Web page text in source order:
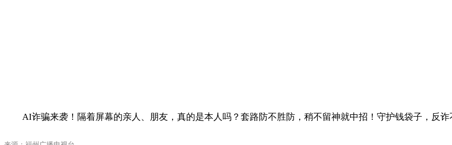
AI诈骗来袭！隔着屏幕的亲人、朋友，真的是本人吗？套路防不胜防，稍不留神就中招！守护钱袋子，反诈